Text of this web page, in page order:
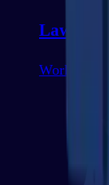
Law
Work &